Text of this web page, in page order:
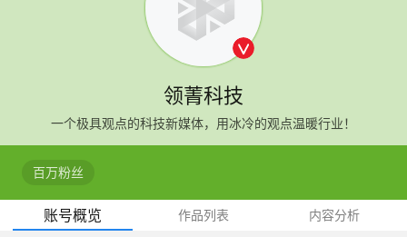
领菁科技
一个极具观点的科技新媒体，用冰冷的观点温暖行业！
百万粉丝
账号概览 作品列表 内容分析